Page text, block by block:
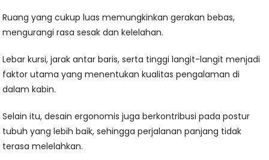
Ruang yang cukup luas memungkinkan gerakan bebas,
mengurangi rasa sesak dan kelelahan.
Lebar kursi, jarak antar baris, serta tinggi langit-langit menjadi
faktor utama yang menentukan kualitas pengalaman di
dalam kabin.
Selain itu, desain ergonomis juga berkontribusi pada postur
tubuh yang lebih baik, sehingga perjalanan panjang tidak
terasa melelahkan.